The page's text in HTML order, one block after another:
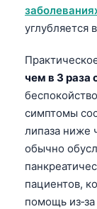
углубляется
чем в 3 раза
симптомы
липаза ниже
обычно
пациентов,
помощь